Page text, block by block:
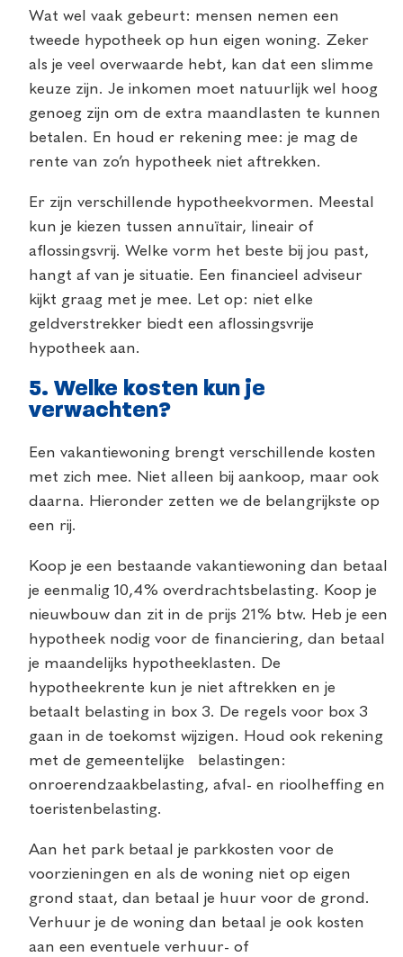
Wat wel vaak gebeurt: mensen nemen een
tweede hypotheek op hun eigen woning. Zeker
als je veel overwaarde hebt, kan dat een slimme
keuze zijn. Je inkomen moet natuurlijk wel hoog
genoeg zijn om de extra maandlasten te kunnen
betalen. En houd er rekening mee: je mag de
rente van zo’n hypotheek niet aftrekken.
Er zijn verschillende hypotheekvormen. Meestal
kun je kiezen tussen annuïtair, lineair of
aflossingsvrij. Welke vorm het beste bij jou past,
hangt af van je situatie. Een financieel adviseur
kijkt graag met je mee. Let op: niet elke
geldverstrekker biedt een aflossingsvrije
hypotheek aan.
5. Welke kosten kun je
verwachten?
Een vakantiewoning brengt verschillende kosten
met zich mee. Niet alleen bij aankoop, maar ook
daarna. Hieronder zetten we de belangrijkste op
een rij.
Koop je een bestaande vakantiewoning dan betaal
je eenmalig 10,4% overdrachtsbelasting. Koop je
nieuwbouw dan zit in de prijs 21% btw. Heb je een
hypotheek nodig voor de financiering, dan betaal
je maandelijks hypotheeklasten. De
hypotheekrente kun je niet aftrekken en je
betaalt belasting in box 3. De regels voor box 3
gaan in de toekomst wijzigen. Houd ook rekening
met de gemeentelijke belastingen:
onroerendzaakbelasting, afval- en rioolheffing en
toeristenbelasting.
Aan het park betaal je parkkosten voor de
voorzieningen en als de woning niet op eigen
grond staat, dan betaal je huur voor de grond.
Verhuur je de woning dan betaal je ook kosten
aan een eventuele verhuur- of